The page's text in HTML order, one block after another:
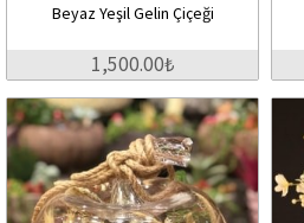
Beyaz Yeşil Gelin Çiçeği
1,500.00₺